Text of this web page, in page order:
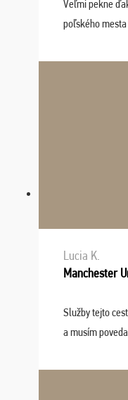
Veľmi pekne
poľského
Navštívili sme
Lucia K.
Manchester
Služby tejto
a musím
dispozícii